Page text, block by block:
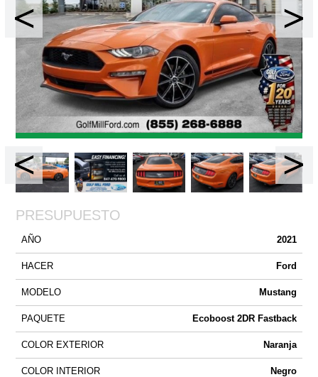
PRESUPUESTO
AÑO 2021
HACER Ford
MODELO Mustang
PAQUETE Ecoboost 2DR Fastback
COLOR EXTERIOR Naranja
COLOR INTERIOR Negro